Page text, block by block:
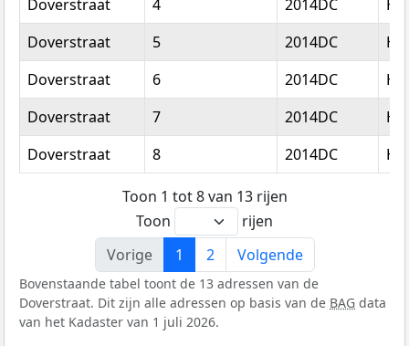
Doverstraat
4 2014DC
Doverstraat
5 2014DC
Doverstraat
6 2014DC
Doverstraat
7 2014DC
Doverstraat
8 2014DC
Toon 1 tot 8 van 13 rijen
Toon
rijen
Vorige
1 2 Volgende
Bovenstaande tabel toont de 13 adressen van de
Doverstraat. Dit zijn alle adressen op basis van de BAG data
van het Kadaster van 1 juli 2026.